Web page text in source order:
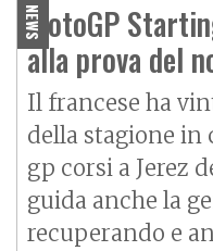
NEWS
MotoGP
alla prova del
Il francese ha
della stagione in
gp corsi a Jerez
guida anche la
recuperando e